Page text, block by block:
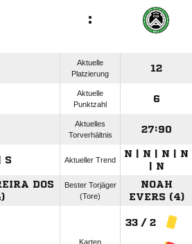
:
Aktuelle
Platzierung
12
Aktuelle
Punktzahl
6
Aktuelles
Torverhältnis
27:90
S Aktueller Trend
N | N | N | N
| N
DOS
Bester Torjäger
(Tore)
NOAH
EVERS (4)
Karten
33 / 2